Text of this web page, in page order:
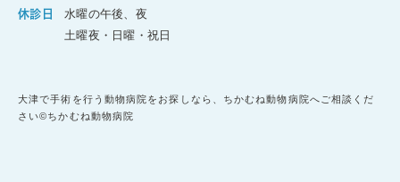
休診日
水曜の午後、夜
土曜夜・日曜・祝日
大津で手術を行う動物病院をお探しなら、ちかむね動物病院へご相談くだ
さい©ちかむね動物病院